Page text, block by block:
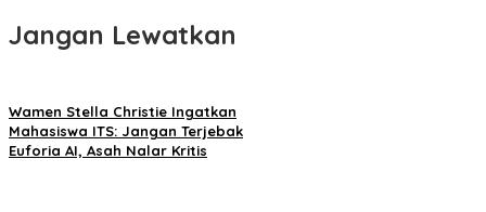
Jangan Lewatkan
Wamen Stella Christie Ingatkan
Mahasiswa ITS: Jangan Terjebak
Euforia AI, Asah Nalar Kritis